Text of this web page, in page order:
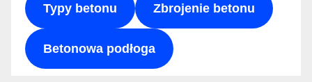
Typy betonu Zbrojenie betonu
Betonowa podłoga